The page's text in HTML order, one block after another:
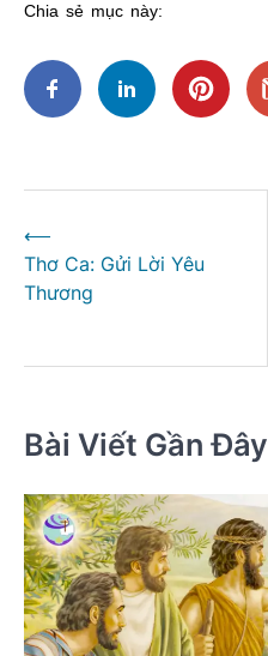
Chia sẻ mục này:
hướng
bài
⟵
Thơ Ca: Gửi Lời Yêu
Thương
Bài Viết Gần Đây